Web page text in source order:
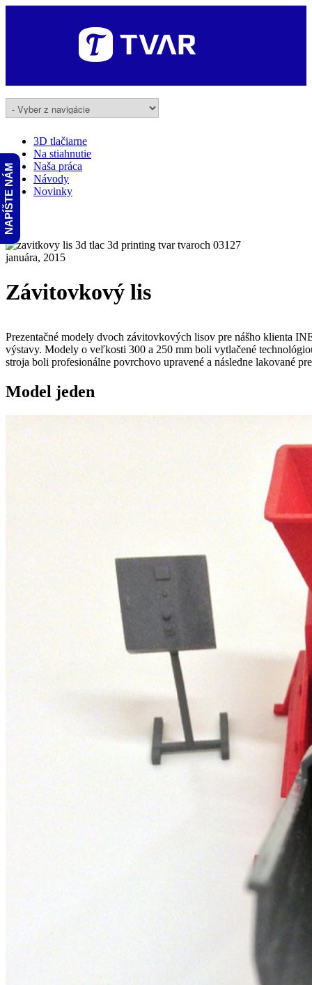
3D tlačiarne
Na stiahnutie
Naša práca
Návody
Novinky
27
januára, 2015
Závitovkový lis
Prezentačné modely dvoch závitovkových lisov pre nášho klienta
výstavy. Modely o veľkosti 300 a 250 mm boli vytlačené
stroja boli profesionálne povrchovo upravené a následne lakované
Model jeden
NAPÍŠTE NÁM